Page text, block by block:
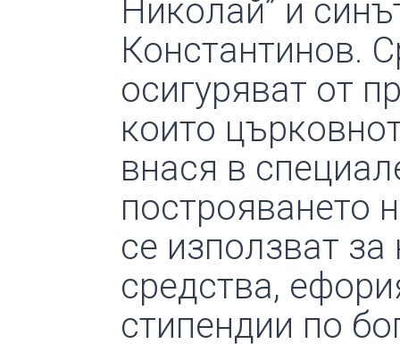
Николай” и
Константинов.
осигуряват от
които
внася в
построяването
се използват
средства,
стипендии по